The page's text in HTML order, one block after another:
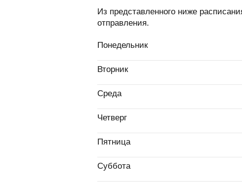
Из представленного ниже
отправления.
Понедельник
Вторник
Среда
Четверг
Пятница
Суббота